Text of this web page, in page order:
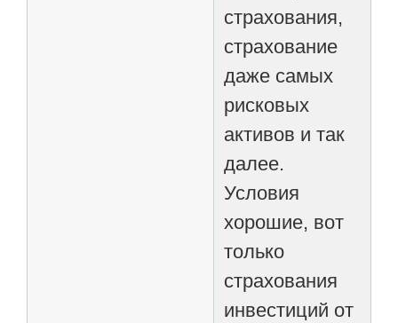
страхования,
страхование
даже самых
рисковых
активов и так
далее.
Условия
хорошие, вот
только
страхования
инвестиций от